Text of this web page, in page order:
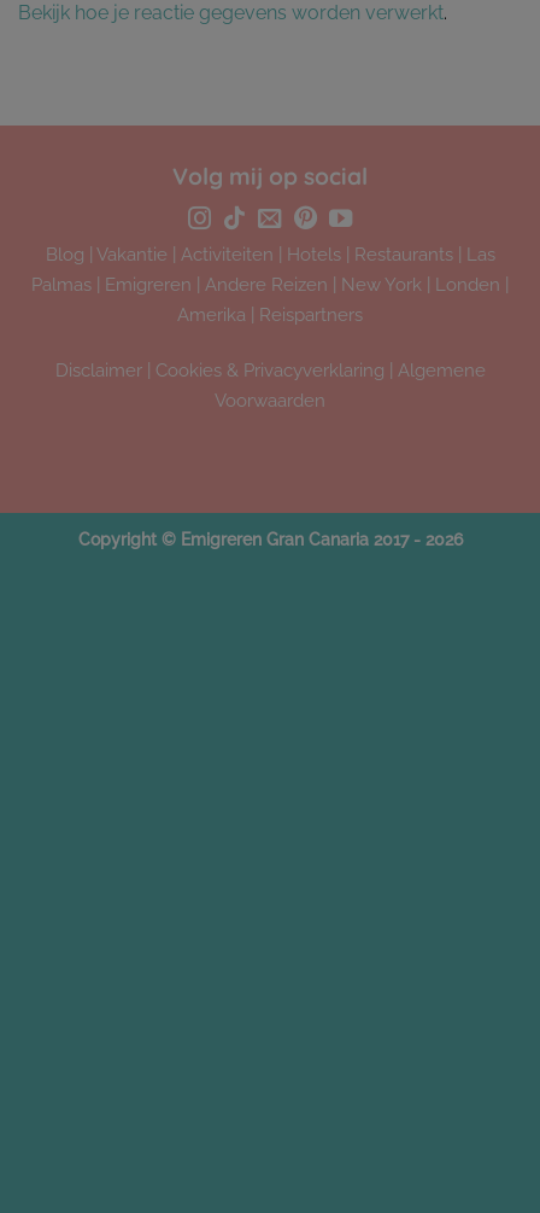
Bekijk hoe je reactie gegevens worden verwerkt.
Volg mij op social
Blog Vakantie Activiteiten Hotels| Restaurants|
Las
Palmas
Emigreren Andere Reizen New York Londen
Amerika
Reispartners
Disclaimer| Cookies & Privacyverklaring
Algemene
Voorwaarden
Copyright © Emigreren Gran Canaria 2017 - 2026